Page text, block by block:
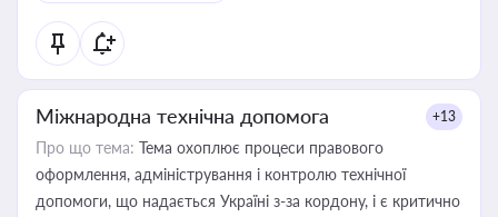
Міжнародна технічна допомога +13
Про що тема: Тема охоплює процеси правового
оформлення, адміністрування і контролю технічної
допомоги, що надається Україні з-за кордону, і є критично